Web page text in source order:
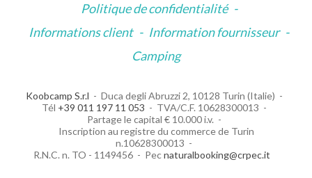
Politique de confidentialité -
Informations client - Information fournisseur -
Camping
Koobcamp S.r.l
Duca degli Abruzzi 2, 10128 Turin (Italie)
Tél +39 011 197 11 053
TVA/C.F. 10628300013
Partage le capital € 10.000 i.v.
Inscription au registre du commerce de Turin
n.10628300013
R.N.C. n. TO - 1149456
Pecnaturalbooking@crpec.it